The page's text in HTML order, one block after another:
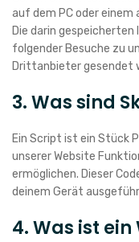
auf dem PC oder einem
Die darin
folgender Besuche zu
Drittanbieter gesendet
3. Was sind
Ein Script ist ein Stück
unserer Website
ermöglichen. Dieser
deinem Gerät
4. Was ist